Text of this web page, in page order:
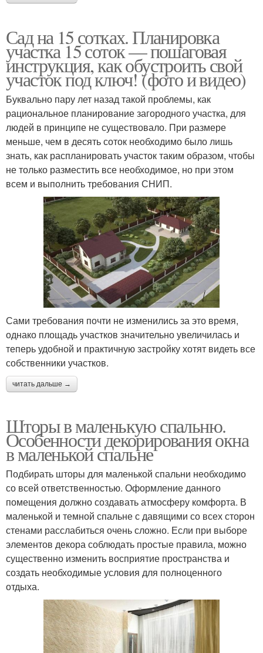
Сад на 15 сотках. Планировка
участка 15 соток — пошаговая
инструкция, как обустроить свой
участок под ключ! (фото и видео)
Буквально пару лет назад такой проблемы, как
рациональное планирование загородного участка, для
людей в принципе не существовало. При размере
меньше, чем в десять соток необходимо было лишь
знать, как распланировать участок таким образом, чтобы
не только разместить все необходимое, но при этом
всем и выполнить требования СНИП.
Сами требования почти не изменились за это время,
однако площадь участков значительно увеличилась и
теперь удобной и практичную застройку хотят видеть все
собственники участков.
читать дальше →
Шторы в маленькую спальню.
Особенности декорирования окна
в маленькой спальне
Подбирать шторы для маленькой спальни необходимо
со всей ответственностью. Оформление данного
помещения должно создавать атмосферу комфорта. В
маленькой и темной спальне с давящими со всех сторон
стенами расслабиться очень сложно. Если при выборе
элементов декора соблюдать простые правила, можно
существенно изменить восприятие пространства и
создать необходимые условия для полноценного
отдыха.